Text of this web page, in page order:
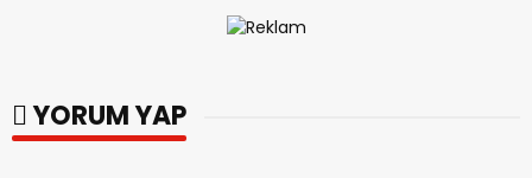
YORUM YAP